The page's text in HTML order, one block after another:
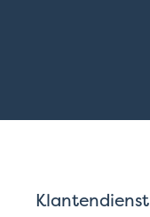
Klantendienst